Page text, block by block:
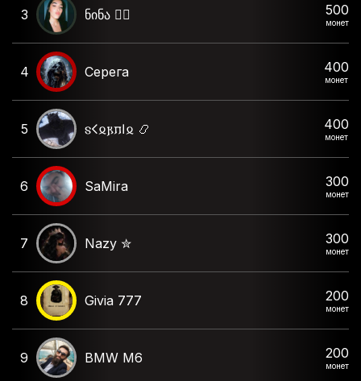
3 ნინა ❤️‍🔥 500
монет
4 Серега 400
монет
5 𐍃𐌂𐍉𐍂𐍀𐌉𐍉 📿 400
монет
6 SaMira 300
монет
7 Nazy ✮ 300
монет
8 Givia 777 200
монет
9 BMW M6 200
монет